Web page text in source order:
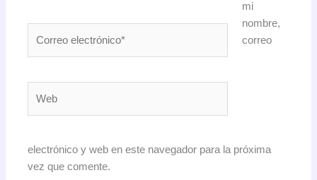
mi
nombre,
correo
electrónico y web en este navegador para la próxima
vez que comente.